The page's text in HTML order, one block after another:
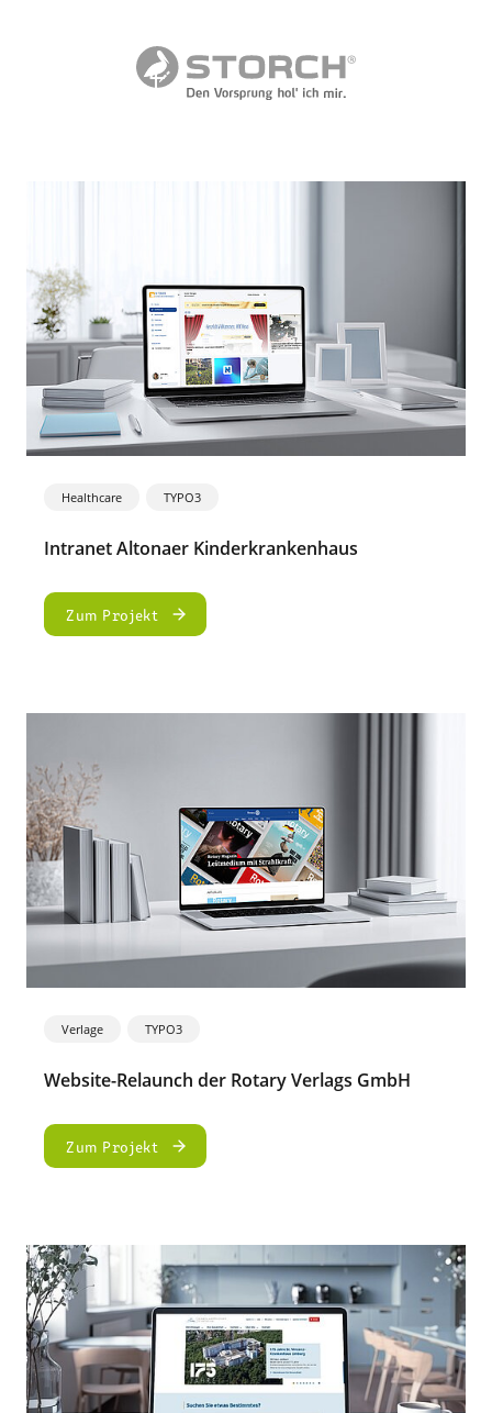
Healthcare TYPO3
Intranet Altonaer Kinderkrankenhaus
Zum Projekt
Intranet Altonaer
Kinderkrankenhaus
Verlage TYPO3
Website-Relaunch der Rotary Verlags GmbH
Zum Projekt
der
Rotary